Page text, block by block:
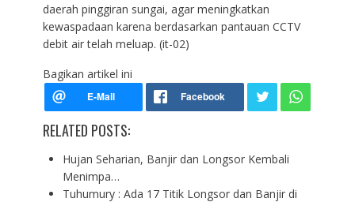
daerah pinggiran sungai, agar meningkatkan
kewaspadaan karena berdasarkan pantauan CCTV
debit air telah meluap. (it-02)
Bagikan artikel ini
RELATED POSTS:
Hujan Seharian, Banjir dan Longsor Kembali
Menimpa…
Tuhumury : Ada 17 Titik Longsor dan Banjir di